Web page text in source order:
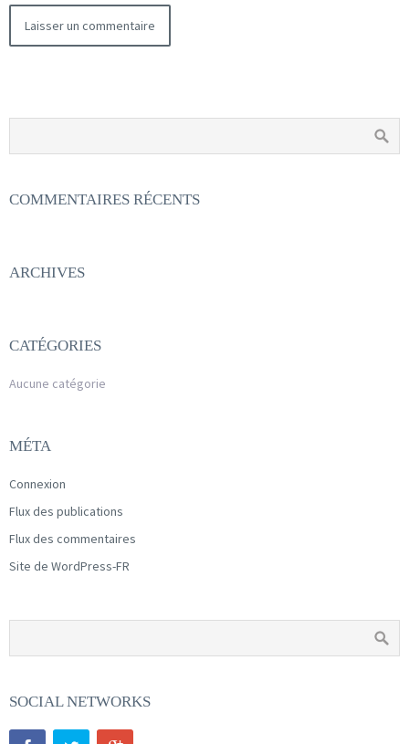
COMMENTAIRES RÉCENTS
ARCHIVES
CATÉGORIES
Aucune catégorie
MÉTA
Connexion
Flux des publications
Flux des commentaires
Site de WordPress-FR
SOCIAL NETWORKS